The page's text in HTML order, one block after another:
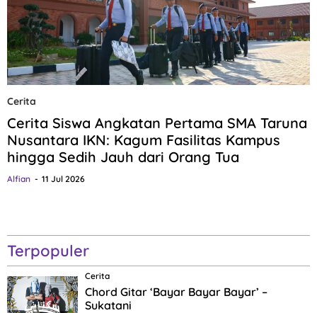
Cerita
Cerita Siswa Angkatan Pertama SMA Taruna
Nusantara IKN: Kagum Fasilitas Kampus
hingga Sedih Jauh dari Orang Tua
Alfian 11 Jul 2026
Terpopuler
Cerita
Chord Gitar ‘Bayar Bayar Bayar’ –
Sukatani